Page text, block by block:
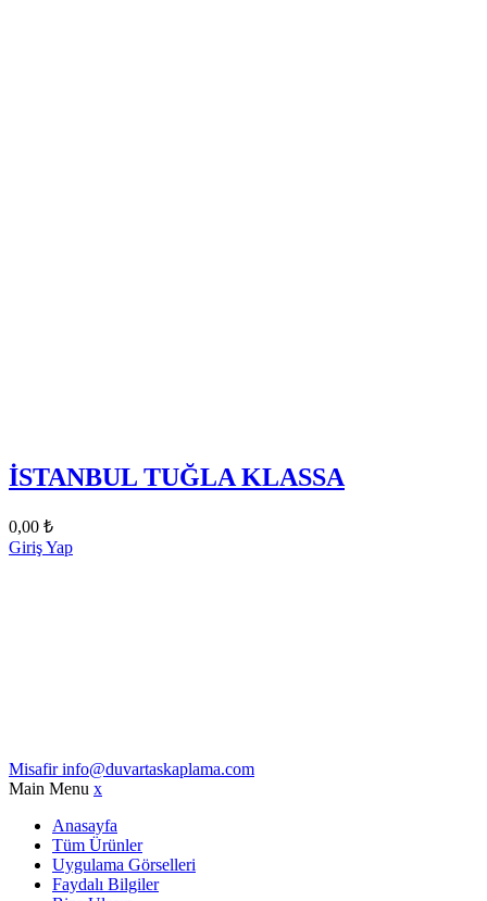
İSTANBUL TUĞLA KLASSA
0,00 ₺
Giriş Yap
Misafirinfo@duvartaskaplama.com
Main Menu x
Anasayfa
Tüm Ürünler
Uygulama Görselleri
Faydalı Bilgiler